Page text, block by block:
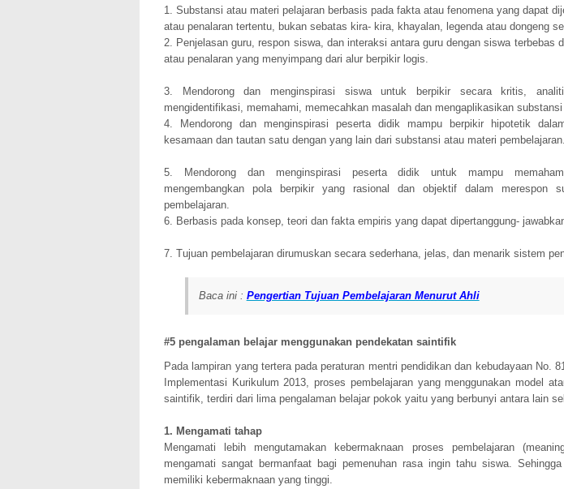
1. Substansi atau materi pelajaran berbasis pada fakta atau fenomena yang dapat
atau penalaran tertentu, bukan sebatas kira- kira, khayalan, legenda atau dongeng
2. Penjelasan guru, respon siswa, dan interaksi antara guru dengan siswa terbebas
atau penalaran yang menyimpang dari alur berpikir logis.
3. Mendorong dan menginspirasi siswa untuk berpikir secara kritis,
mengidentifikasi, memahami, memecahkan masalah dan mengaplikasikan substansi
4. Mendorong dan menginspirasi peserta didik mampu berpikir hipotetik
kesamaan dan tautan satu dengan yang lain dari substansi atau materi pembelajaran.
5. Mendorong dan menginspirasi peserta didik untuk mampu
mengembangkan pola berpikir yang rasional dan objektif dalam merespon
pembelajaran.
6. Berbasis pada konsep, teori dan fakta empiris yang dapat dipertanggung-
7. Tujuan pembelajaran dirumuskan secara sederhana, jelas, dan menarik sistem
Baca ini : Pengertian Tujuan Pembelajaran Menurut Ahli
#5 pengalaman belajar menggunakan pendekatan saintifik
Pada lampiran yang tertera pada peraturan mentri pendidikan dan kebudayaan No.
Implementasi Kurikulum 2013, proses pembelajaran yang menggunakan model
saintifik, terdiri dari lima pengalaman belajar pokok yaitu yang berbunyi antara lain
1. Mengamati tahap
Mengamati lebih mengutamakan kebermaknaan proses pembelajaran
mengamati sangat bermanfaat bagi pemenuhan rasa ingin tahu siswa.
memiliki kebermaknaan yang tinggi.